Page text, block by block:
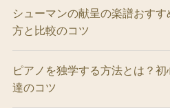
シューマンの献呈の楽譜おす
方と比較のコツ
ピアノを独学する方法とは？
達のコツ